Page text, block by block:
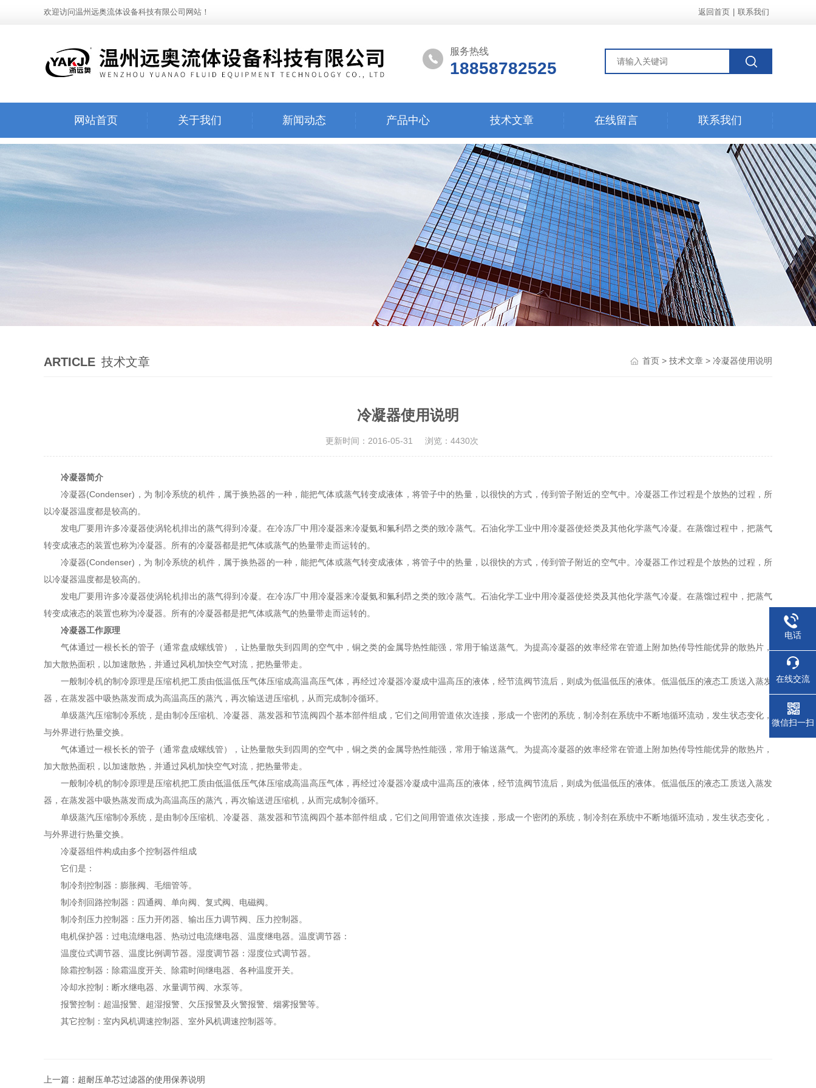
欢迎访问温州远奥流体设备科技有限公司网站！ 返回首页 联系我们
服务热线
18858782525
网站首页 关于我们 新闻动态 产品中心 技术文章 在线留言 联系我们
ARTICLE 技术文章 首页 > 技术文章 > 冷凝器使用说明
冷凝器使用说明
更新时间：2016-05-31 浏览：4430次
冷凝器简介
冷凝器(Condenser)，为 制冷系统的机件，属于换热器的一种，能把气体或蒸气转变成液体，将管子中的热量，以很快的方式，传到管子附近的空气中。冷凝器工作过程是个放热的过程，所
以冷凝器温度都是较高的。
发电厂要用许多冷凝器使涡轮机排出的蒸气得到冷凝。在冷冻厂中用冷凝器来冷凝氨和氟利昂之类的致冷蒸气。石油化学工业中用冷凝器使烃类及其他化学蒸气冷凝。在蒸馏过程中，把蒸气
转变成液态的装置也称为冷凝器。所有的冷凝器都是把气体或蒸气的热量带走而运转的。
冷凝器(Condenser)，为 制冷系统的机件，属于换热器的一种，能把气体或蒸气转变成液体，将管子中的热量，以很快的方式，传到管子附近的空气中。冷凝器工作过程是个放热的过程，所
以冷凝器温度都是较高的。
发电厂要用许多冷凝器使涡轮机排出的蒸气得到冷凝。在冷冻厂中用冷凝器来冷凝氨和氟利昂之类的致冷蒸气。石油化学工业中用冷凝器使烃类及其他化学蒸气冷凝。在蒸馏过程中，把蒸气
转变成液态的装置也称为冷凝器。所有的冷凝器都是把气体或蒸气的热量带走而运转的。
冷凝器工作原理
气体通过一根长长的管子（通常盘成螺线管），让热量散失到四周的空气中，铜之类的金属导热性能强，常用于输送蒸气。为提高冷凝器的效率经常在管道上附加热传导性能优异的散热片，
加大散热面积，以加速散热，并通过风机加快空气对流，把热量带走。
一般制冷机的制冷原理是压缩机把工质由低温低压气体压缩成高温高压气体，再经过冷凝器冷凝成中温高压的液体，经节流阀节流后，则成为低温低压的液体。低温低压的液态工质送入蒸发
器，在蒸发器中吸热蒸发而成为高温高压的蒸汽，再次输送进压缩机，从而完成制冷循环。
单级蒸汽压缩制冷系统，是由制冷压缩机、冷凝器、蒸发器和节流阀四个基本部件组成，它们之间用管道依次连接，形成一个密闭的系统，制冷剂在系统中不断地循环流动，发生状态变化，
与外界进行热量交换。
气体通过一根长长的管子（通常盘成螺线管），让热量散失到四周的空气中，铜之类的金属导热性能强，常用于输送蒸气。为提高冷凝器的效率经常在管道上附加热传导性能优异的散热片，
加大散热面积，以加速散热，并通过风机加快空气对流，把热量带走。
一般制冷机的制冷原理是压缩机把工质由低温低压气体压缩成高温高压气体，再经过冷凝器冷凝成中温高压的液体，经节流阀节流后，则成为低温低压的液体。低温低压的液态工质送入蒸发
器，在蒸发器中吸热蒸发而成为高温高压的蒸汽，再次输送进压缩机，从而完成制冷循环。
单级蒸汽压缩制冷系统，是由制冷压缩机、冷凝器、蒸发器和节流阀四个基本部件组成，它们之间用管道依次连接，形成一个密闭的系统，制冷剂在系统中不断地循环流动，发生状态变化，
与外界进行热量交换。
冷凝器组件构成由多个控制器件组成
它们是：
制冷剂控制器：膨胀阀、毛细管等。
制冷剂回路控制器：四通阀、单向阀、复式阀、电磁阀。
制冷剂压力控制器：压力开闭器、输出压力调节阀、压力控制器。
电机保护器：过电流继电器、热动过电流继电器、温度继电器。温度调节器：
温度位式调节器、温度比例调节器。湿度调节器：湿度位式调节器。
除霜控制器：除霜温度开关、除霜时间继电器、各种温度开关。
冷却水控制：断水继电器、水量调节阀、水泵等。
报警控制：超温报警、超湿报警、欠压报警及火警报警、烟雾报警等。
其它控制：室内风机调速控制器、室外风机调速控制器等。
上一篇： 超耐压单芯过滤器的使用保养说明
电话
在线交流
微信扫一扫